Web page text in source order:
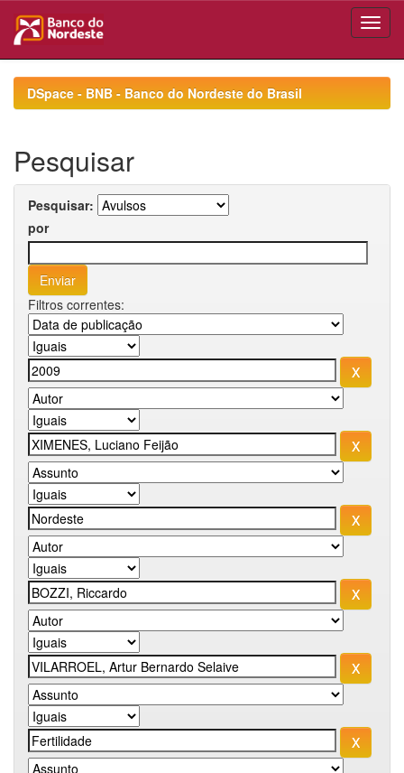
navigationDSpace - BNB - Banco do Nordeste do Brasil
Pesquisar
Pesquisar:
por
Filtros correntes: